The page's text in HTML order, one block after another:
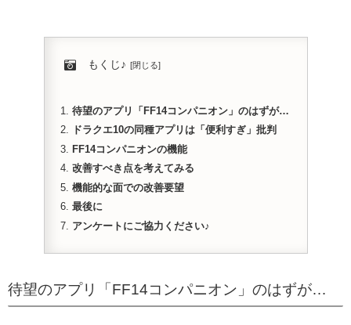
もくじ♪
待望のアプリ「FF14コンパニオン」のはずが…
ドラクエ10の同種アプリは「便利すぎ」批判
FF14コンパニオンの機能
改善すべき点を考えてみる
機能的な面での改善要望
最後に
アンケートにご協力ください♪
待望のアプリ「FF14コンパニオン」のはずが…